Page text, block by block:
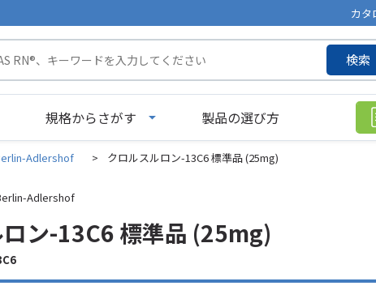
カタ
検索
規格からさがす 製品の選び方
Adlershof > クロルスルロン-13C6 標準品 (25mg)
Adlershof
ン-13C6 標準品 (25mg)